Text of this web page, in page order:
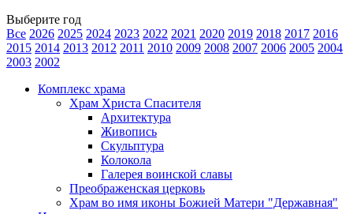
Выберите год
Все 2026 2025 2024 2023 2022 2021 2020 2019 2018 2017 2016
2015 2014 2013 2012 2011 2010 2009 2008 2007 2006 2005 2004
2003 2002
Комплекс храма
Храм Христа Спасителя
Архитектура
Живопись
Скульптура
Колокола
Галерея воинской славы
Преображенская церковь
Храм во имя иконы Божией Матери "Державная"